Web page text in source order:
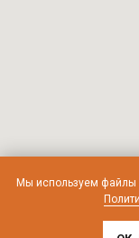
Мы используем файлы